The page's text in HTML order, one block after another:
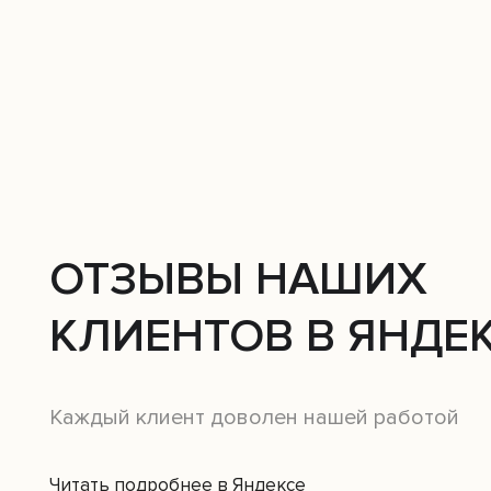
ОТЗЫВЫ НАШИХ
КЛИЕНТОВ В
Каждый клиент доволен нашей работой
Читать подробнее в Яндексе